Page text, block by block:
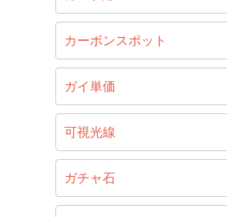
カーボンスポット
ガイ単価
可視光線
ガチャ石